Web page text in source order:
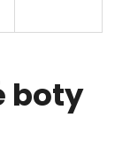
boty